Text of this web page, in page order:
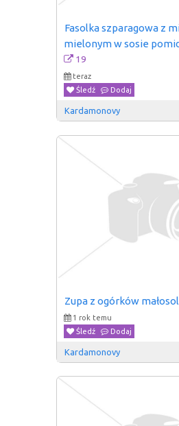
Fasolka szparagowa z
mielonym w sosie
19
teraz
Śledź
Dodaj
Kardamonovy
Zupa z ogórków
1 rok temu
Śledź
Dodaj
Kardamonovy